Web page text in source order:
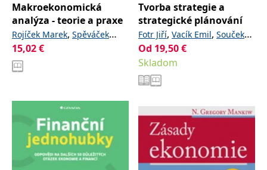
Makroekonomická
analýza - teorie a praxe
Rojíček Marek, Spěváček
Vojtěch,
Zamrazilová Eva
15,02€
Tvorba strategie a
strategické plánování
Fotr Jiří, Vacík Emil, Souček
Ivan,Špaček Miroslav
Stanislav
Od 19,50€
Skladom